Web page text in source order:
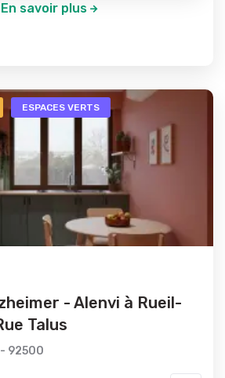
En savoir plus
ESPACES VERTS
- Alenvi à Rueil-
Talus
92500